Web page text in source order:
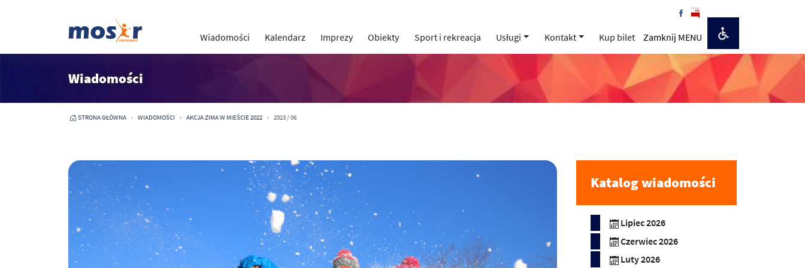
Wiadomości Kalendarz Imprezy Obiekty Sport i rekreacja Usługi Kontakt Kup bilet Zamknij MENU
Wiadomości
STRONA GŁÓWNA WIADOMOŚCI AKCJA ZIMA W MIEŚCIE 2022 2023 / 06
Katalog wiadomości
Lipiec 2026
Czerwiec 2026
Luty 2026